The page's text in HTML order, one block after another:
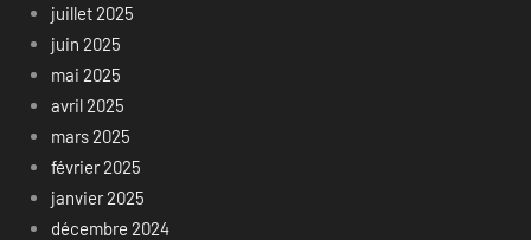
juillet 2025
juin 2025
mai 2025
avril 2025
mars 2025
février 2025
janvier 2025
décembre 2024